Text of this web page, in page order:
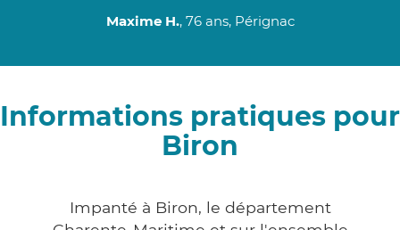
Maxime H., 76 ans, Pérignac
Informations pratiques pour
Biron
Impanté à Biron, le département